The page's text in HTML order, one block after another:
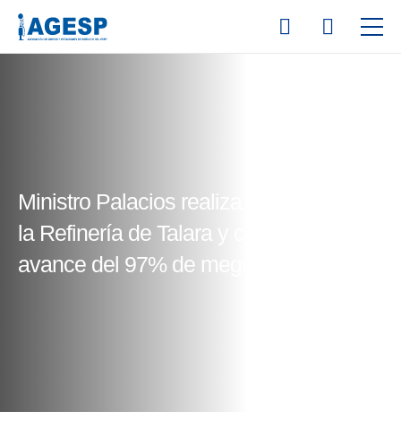
Ministro Palacios realiza visita técnica a
la Refinería de Talara y confirma
avance del 97% de megaproyecto